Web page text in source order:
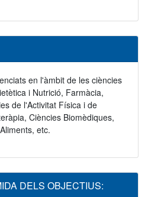
en l'àmbit de les ciències
i Nutrició, Farmàcia,
de l'Activitat Física i de
Ciències Biomèdiques,
etc.
DELS OBJECTIUS: